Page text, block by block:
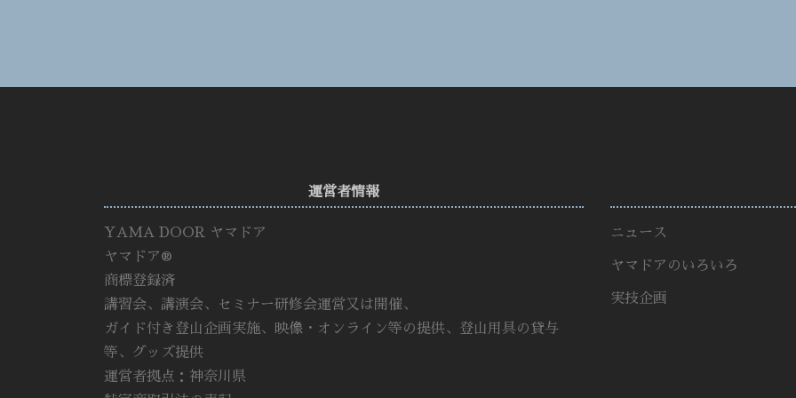
運営者情報
YAMA DOOR ヤマドア
ヤマドア®
商標登録済
講習会、講演会、セミナー研修会運営又は開催、
ガイド付き登山企画実施、映像・オンライン等の提供、登山用具の貸与
等、グッズ提供
運営者拠点：神奈川県
ニュース
ヤマドアのいろいろ
実技企画